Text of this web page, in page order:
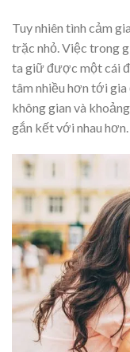
Tuy nhiên tình cảm
trặc nhỏ. Việc trong
ta giữ được một cái
tâm nhiều hơn tới
không gian và
gắn kết với nhau hơn.